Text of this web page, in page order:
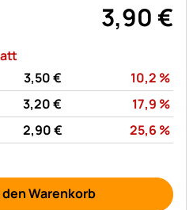
3,90€
3,50€ 10,2 %
3,20€ 17,9 %
2,90€ 25,6 %
den Warenkorb